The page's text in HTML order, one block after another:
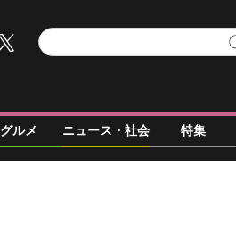
グルメ ニュース・社会 特集